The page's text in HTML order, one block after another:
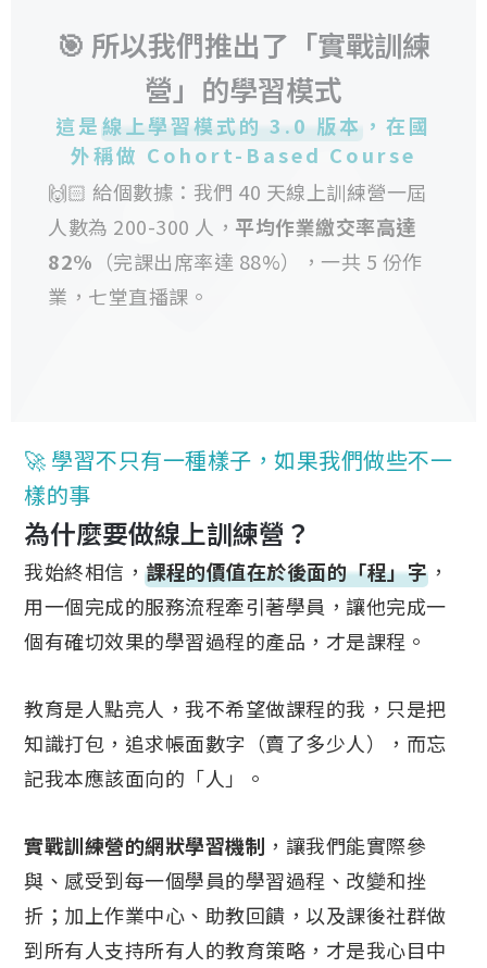
🎯 所以我們推出了「實戰訓練
營」的學習模式
這是線上學習模式的 3.0 版本 ，在國
外稱做 Cohort-Based Course
🙌🏻 給個數據：我們 40 天線上訓練營一屆
人數為 200-300 人， 平均作業繳交率高達
82% （完課出席率達 88%），一共 5 份作
業，七堂直播課。
🚀 學習不只有一種樣子，如果我們做些不一
樣的事
為什麼要做線上訓練營？
我始終相信，課程的價值在於後面的「程」字 ，
用一個完成的服務流程牽引著學員，讓他完成一
個有確切效果的學習過程的產品，才是課程。
教育是人點亮人，我不希望做課程的我，只是把
知識打包，追求帳面數字（賣了多少人），而忘
記我本應該面向的「人」。
實戰訓練營的網狀學習機制 ，讓我們能實際參
與、感受到每一個學員的學習過程、改變和挫
折；加上作業中心、助教回饋，以及課後社群做
到所有人支持所有人的教育策略，才是我心目中